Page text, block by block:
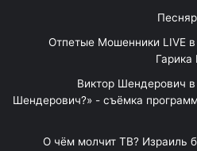
Отпетые Мошенники LIVE
Виктор Шендерович
Шендерович?» - съёмка
«О чём молчит ТВ? Израиль